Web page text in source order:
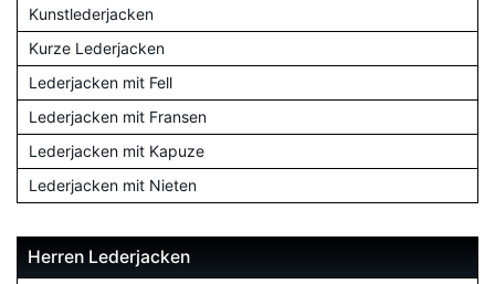
Kunstlederjacken
Kurze Lederjacken
Lederjacken mit Fell
Lederjacken mit Fransen
Lederjacken mit Kapuze
Lederjacken mit Nieten
Herren Lederjacken